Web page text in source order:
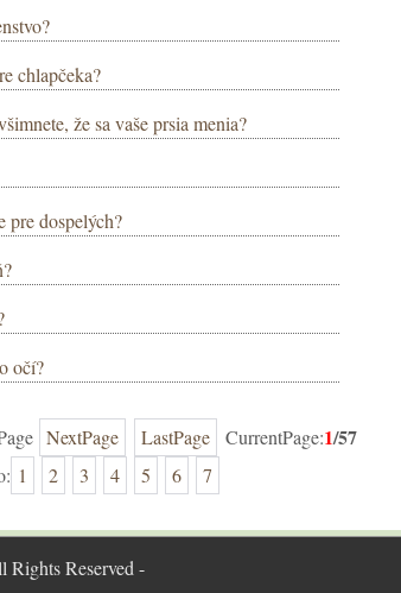
chlapčeka?
že sa vaše prsia menia?
pre dospelých?
očí?
NextPage LastPage CurrentPage:1/57
1 2 3 4 5 6 7
Reserved -